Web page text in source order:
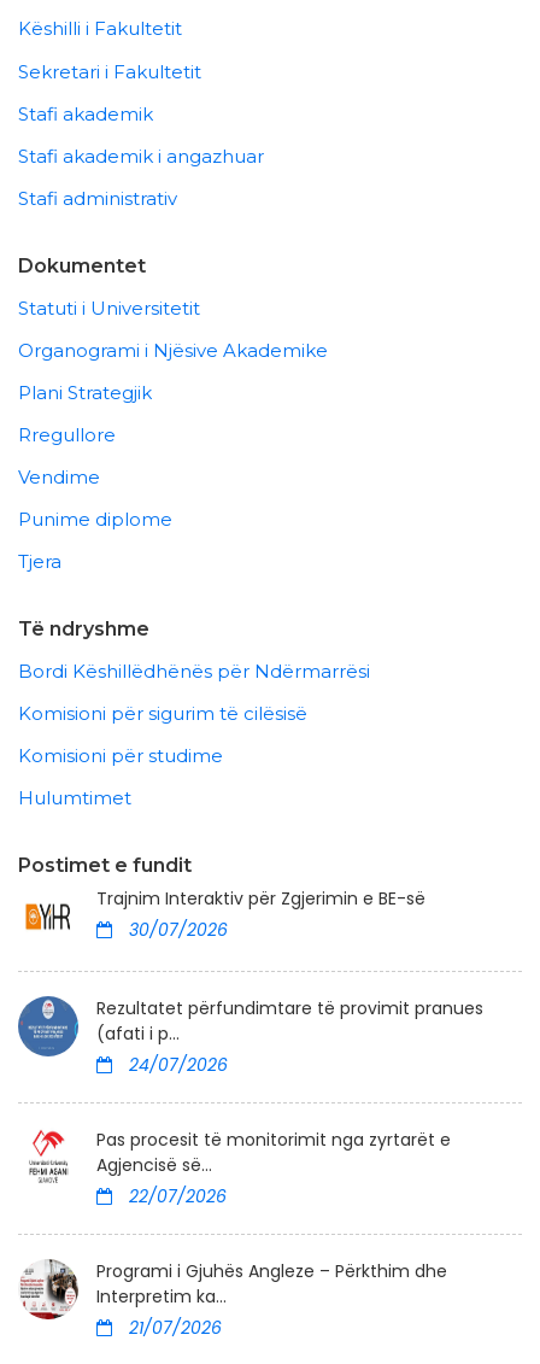
Këshilli i Fakultetit
Sekretari i Fakultetit
Stafi akademik
Stafi akademik i angazhuar
Stafi administrativ
Dokumentet
Statuti i Universitetit
Organogrami i Njësive Akademike
Plani Strategjik
Rregullore
Vendime
Punime diplome
Tjera
Të ndryshme
Bordi Këshillëdhënës për Ndërmarrësi
Komisioni për sigurim të cilësisë
Komisioni për studime
Hulumtimet
Postimet e fundit
Trajnim Interaktiv për Zgjerimin e BE-së
30/07/2026
Rezultatet përfundimtare të provimit pranues
(afati i p...
24/07/2026
Pas procesit të monitorimit nga zyrtarët e
Agjencisë së...
22/07/2026
Programi i Gjuhës Angleze – Përkthim dhe
Interpretim ka...
21/07/2026